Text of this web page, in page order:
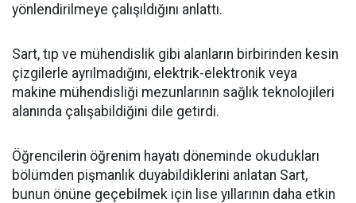
yönlendirilmeye çalışıldığını anlattı.
Sart, tıp ve mühendislik gibi alanların birbirinden kesin
çizgilerle ayrılmadığını, elektrik-elektronik veya
makine mühendisliği mezunlarının sağlık teknolojileri
alanında çalışabildiğini dile getirdi.
Öğrencilerin öğrenim hayatı döneminde okudukları
bölümden pişmanlık duyabildiklerini anlatan Sart,
bunun önüne geçebilmek için lise yıllarının daha etkin